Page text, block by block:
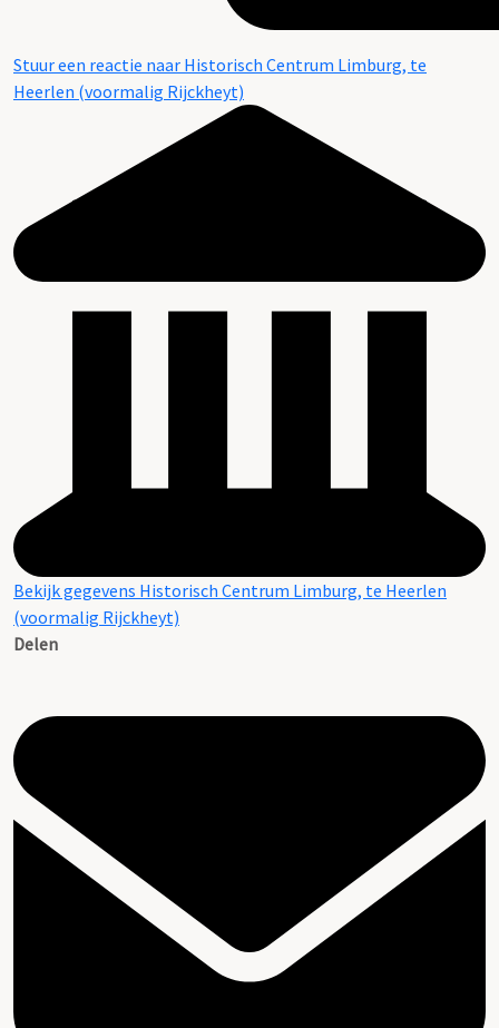
Stuur een reactie naar Historisch Centrum Limburg, te
Heerlen (voormalig Rijckheyt)
Bekijk gegevens Historisch Centrum Limburg, te Heerlen
(voormalig Rijckheyt)
Delen